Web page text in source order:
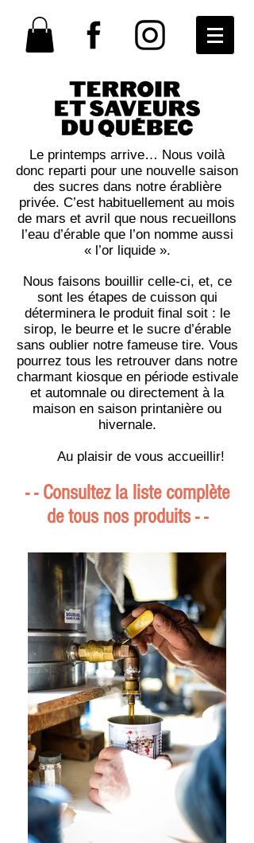
Le printemps arrive… Nous voilà
donc reparti pour une nouvelle saison
des sucres dans notre érablière
privée. C’est habituellement au mois
de mars et avril que nous recueillons
l’eau d’érable que l’on nomme aussi
« l’or liquide ».
Nous faisons bouillir celle-ci, et, ce
sont les étapes de cuisson qui
déterminera le produit final soit : le
sirop, le beurre et le sucre d’érable
sans oublier notre fameuse tire. Vous
pourrez tous les retrouver dans notre
charmant kiosque en période estivale
et automnale ou directement à la
maison en saison printanière ou
hivernale.
Au plaisir de vous accueillir!
- - Consultez la liste complète
de tous nos produits - -